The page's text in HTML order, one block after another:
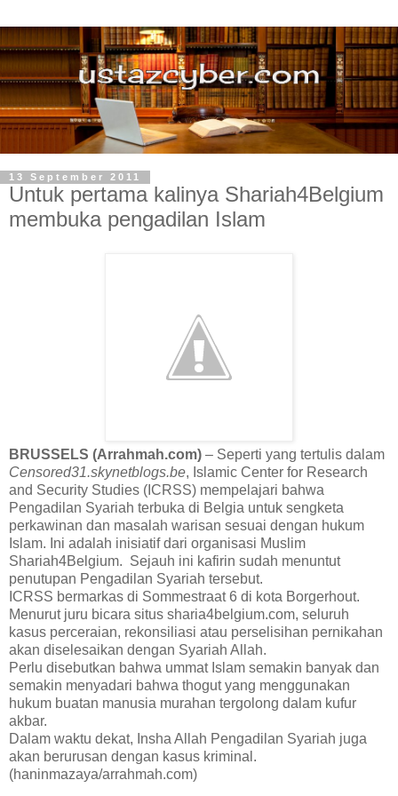
13 September 2011
Untuk pertama kalinya Shariah4Belgium
membuka pengadilan Islam
BRUSSELS (Arrahmah.com) – Seperti yang tertulis dalam
Censored31.skynetblogs.be, Islamic Center for Research
and Security Studies (ICRSS) mempelajari bahwa
Pengadilan Syariah terbuka di Belgia untuk sengketa
perkawinan dan masalah warisan sesuai dengan hukum
Islam. Ini adalah inisiatif dari organisasi Muslim
Shariah4Belgium. Sejauh ini kafirin sudah menuntut
penutupan Pengadilan Syariah tersebut.
ICRSS bermarkas di Sommestraat 6 di kota Borgerhout.
Menurut juru bicara situs sharia4belgium.com, seluruh
kasus perceraian, rekonsiliasi atau perselisihan pernikahan
akan diselesaikan dengan Syariah Allah.
Perlu disebutkan bahwa ummat Islam semakin banyak dan
semakin menyadari bahwa thogut yang menggunakan
hukum buatan manusia murahan tergolong dalam kufur
akbar.
Dalam waktu dekat, Insha Allah Pengadilan Syariah juga
akan berurusan dengan kasus kriminal.
(haninmazaya/arrahmah.com)